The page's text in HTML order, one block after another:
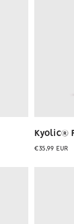
Kyolic®
Preço
€35,99 EUR